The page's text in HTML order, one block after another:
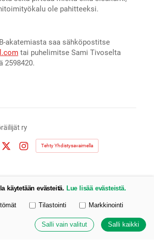
ole pahitteeksi.
akatemiasta saa sähköpostitse
tai puhelimitse Sami Tivoselta
2598420.
ry
Instagram
Tehty Yhdistysavaimella
käytetään evästeitä. Lue lisää evästeistä.
evästeet Tilastointi Markkinointi
Salli vain valitut Salli kaikki